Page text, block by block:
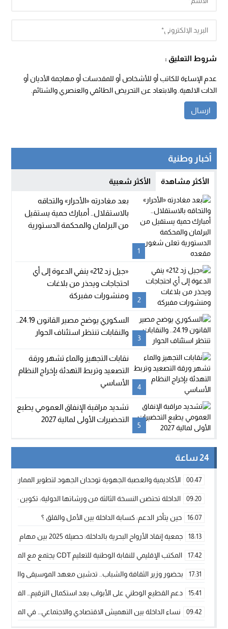
شروط التعليق :
عدم الإساءة للكاتب أو للأشخاص أو للمقدسات أو مهاجمة الأديان أو
الذات الالهية. والابتعاد عن التحريض الطائفي والعنصري والشتائم.
أخبار وطنية
الأكثر مشاهدة الأكثر شعبية
1
بعد مغادرته «الأحرار» والتحاقه
بالاستقلال.. أمبارك حمية يستقيل
من البرلمان والمحكمة الدستورية
2
«جيل زد 212» ينفي الدعوة إلى أي
احتجاجات ويحذر من بلاغات
ومنشورات مفبركة
3
السكوري يوضح مصير القانون 24.19..
والنقابات تنتظر استئناف الحوار
4
نقابات التجهيز والماء تشهر ورقة
التصعيد وتربط التهدئة بإخراج النظام
الأساسي
5
تشديد مراقبة الإنفاق العمومي يطبع
التحضيرات الأولى لمالية 2027
24 ساعة
00:47 الأكاديمية والعصبة الجهوية توحدان الجهود لتطوير الممارسة
09:20 الداخلة تحتضن النسخة الثالثة من ورشاتها الدولية: تكوين
16:07 حين يتأخر الدعم: كسابة الداخلة بين الأمل والقلق ؟
18:13 جمعية إنقاذ الأرواح البحرية بالداخلة: حصيلة 2025 بين مهام الإنقاذ ومشروع “دار البحار”
17:42 المكتب الإقليمي للنقابة الوطنية للتعليم CDT يجتمع مع المدير الإقليمي لمناقشة ملفات جوهرية لنساء ورجال التعليم
17:31 بحضور وزير الثقافة والشباب.. تدشين معهد الموسيقى والفنون
15:41 دعم القطيع الوطني على الأبواب بعد استكمال الترقيم…
09:42 نساء الداخلة بين التهميش الاقتصادي والاجتماعي… في المؤسسات